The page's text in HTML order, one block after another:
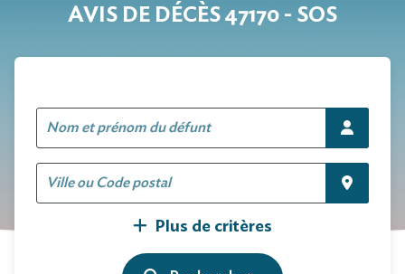
AVIS DE DÉCÈS 47170 - SOS
Plus de critères